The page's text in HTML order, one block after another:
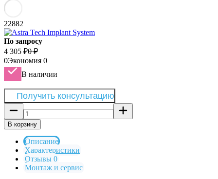
22882
По запросу
4 305 ₽0 ₽
0Экономия 0
В наличии
Получить консультацию
В корзину
Описание
Характеристики
Отзывы 0
Монтаж и сервис